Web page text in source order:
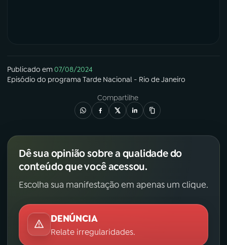
Publicado em07/08/2024
Episódio do programa Tarde Nacional - Rio de Janeiro
Compartilhe
Dê sua opinião sobre a qualidade do
conteúdo que você acessou.
Escolha sua manifestação em apenas um clique.
DENÚNCIA
Relate irregularidades.